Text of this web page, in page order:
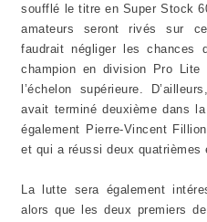
soufflé le titre en Super Stock
amateurs seront rivés sur
faudrait négliger les chances
champion en division Pro
l’échelon supérieure.
avait terminé deuxième dans
également Pierre-Vincent
et qui a réussi deux quatrièmes
La lutte sera également
alors que les deux premiers